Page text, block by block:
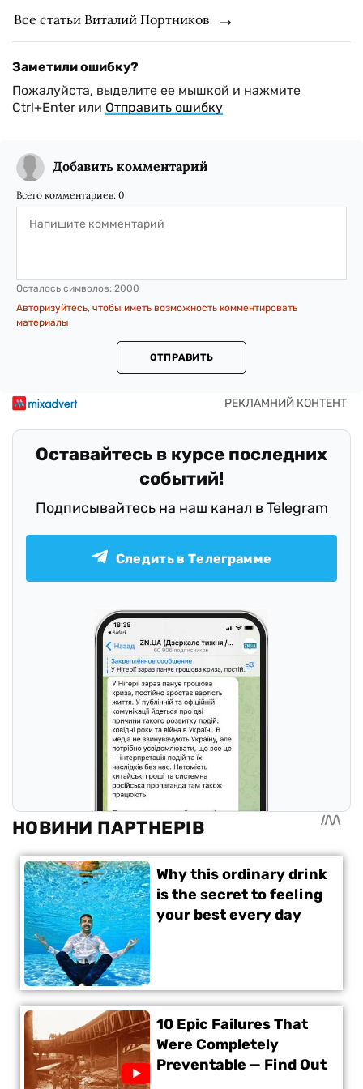
Все статьи Виталий Портников
Заметили ошибку?
Пожалуйста, выделите ее мышкой и нажмите
Ctrl+Enter или Отправить ошибку
Добавить комментарий
Всего комментариев: 0
Осталось символов: 2000
Авторизуйтесь, чтобы иметь возможность комментировать
материалы
ОТПРАВИТЬ
Оставайтесь в курсе последних
событий!
Подписывайтесь на наш канал в Telegram
Следить в Телеграмме